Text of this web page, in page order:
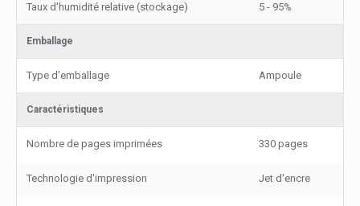
Taux d'humidité relative (stockage) 5 - 95%
Emballage
Type d'emballage Ampoule
Caractéristiques
Nombre de pages imprimées 330 pages
Technologie d'impression Jet d'encre